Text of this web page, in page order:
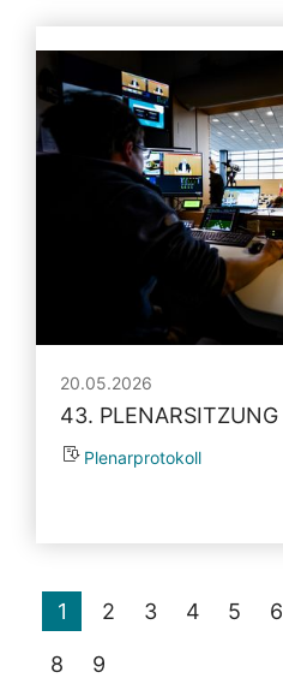
20.05.2026
43. PLENARSITZUNG
Plenarprotokoll
1 2 3 4 5 6
8 9